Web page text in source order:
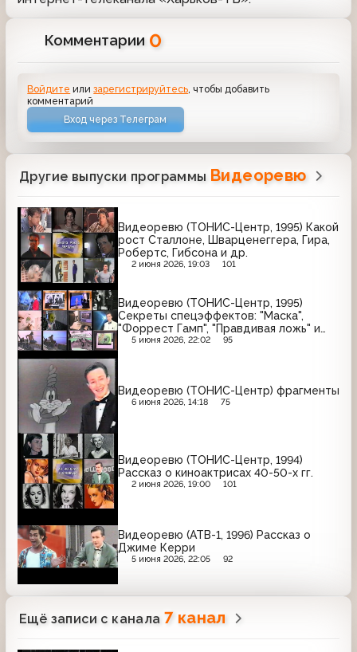
Комментарии 0
Войдите илизарегистрируйтесь , чтобы добавить
комментарий
Вход через Телеграм
Другие выпуски программы Видеоревю
Видеоревю (ТОНИС-Центр, 1995) Какой
рост Сталлоне, Шварценеггера, Гира,
Робертс, Гибсона и др.
2 июня 2026, 19:03 101
Видеоревю (ТОНИС-Центр, 1995)
Секреты спецэффектов: "Маска",
"Форрест Гамп", "Правдивая ложь" и
др.5 июня 2026, 22:02 95
Видеоревю (ТОНИС-Центр) фрагменты
6 июня 2026, 14:18 75
Видеоревю (ТОНИС-Центр, 1994)
Рассказ о киноактрисах 40-50-х гг.
2 июня 2026, 19:00 101
Видеоревю (АТВ-1, 1996) Рассказ о
Джиме Керри
5 июня 2026, 22:05 92
Ещё записи с канала 7 канал